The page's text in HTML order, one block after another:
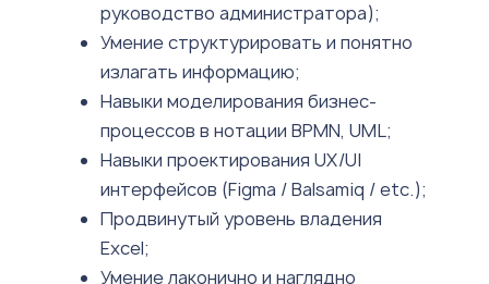
руководство администратора);
Умение структурировать и понятно
излагать информацию;
Навыки моделирования бизнес-
процессов в нотации BPMN, UML;
Навыки проектирования UX/UI
интерфейсов (Figma / Balsamiq / etc.);
Продвинутый уровень владения
Excel;
Умение лаконично и наглядно